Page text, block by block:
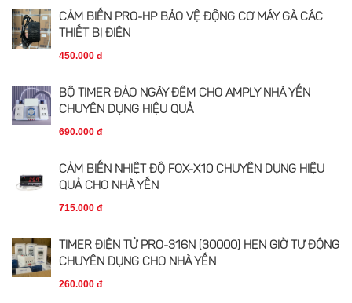
CẢM BIẾN PRO-HP BẢO VỆ ĐỘNG CƠ MÁY GÀ CÁC
THIẾT BỊ ĐIỆN
450.000 đ
BỘ TIMER ĐẢO NGÀY ĐÊM CHO AMPLY NHÀ YẾN
CHUYÊN DỤNG HIỆU QUẢ
690.000 đ
CẢM BIẾN NHIỆT ĐỘ FOX-X10 CHUYÊN DỤNG HIỆU
QUẢ CHO NHÀ YẾN
715.000 đ
TIMER ĐIỆN TỬ PRO-316N (30000) HẸN GIỜ TỰ ĐỘNG
CHUYÊN DỤNG CHO NHÀ YẾN
260.000 đ